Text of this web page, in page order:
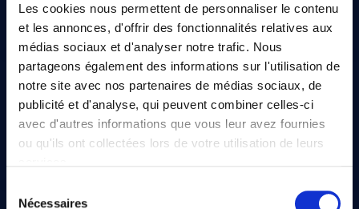
Les cookies nous permettent de personnaliser le contenu
et les annonces, d'offrir des fonctionnalités relatives aux
médias sociaux et d'analyser notre trafic. Nous
partageons également des informations sur l'utilisation de
notre site avec nos partenaires de médias sociaux, de
publicité et d'analyse, qui peuvent combiner celles-ci
avec d'autres informations que vous leur avez fournies
ou qu'ils ont collectées lors de votre utilisation de leurs
Nous utilisons des cookies qui envoient des données aux
Nécessaires
Tarifs Greenfee Parcours
Contacts & itinéraire
Organiser un
évènement